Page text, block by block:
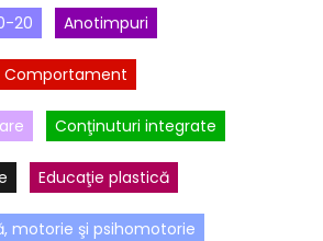
20 Anotimpuri
Comportament
Conţinuturi integrate
Educaţie plastică
motorie şi psihomotorie